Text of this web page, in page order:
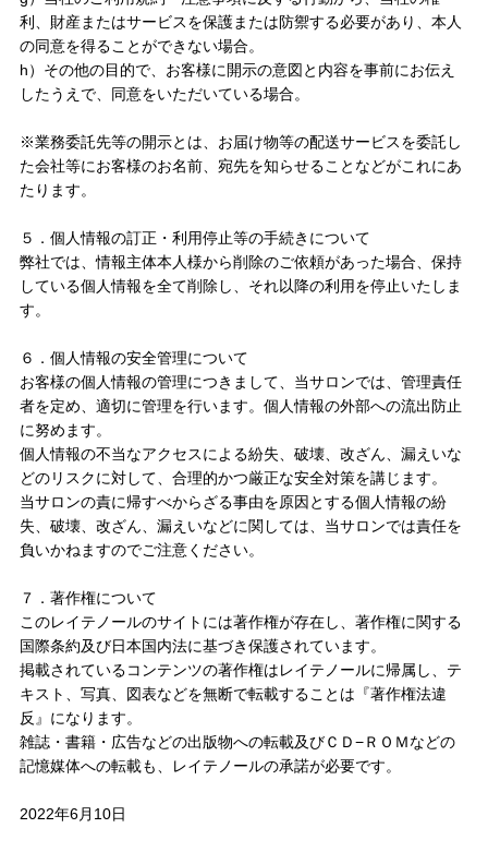
スキンケア
化粧水 →
美容液
保湿ジェル・クリーム →
日焼け止め
パック・スペシャルケア →
スキンケア美容家電 →
ヘアケア
シャンプー・トリートメント
ヘアカラー →
その他ヘアケア用品
メイク
利、財産またはサービスを保護または防禦する必要があり、本人
の同意を得ることができない場合。
h）その他の目的で、お客様に開示の意図と内容を事前にお伝え
したうえで、同意をいただいている場合。
※業務委託先等の開示とは、お届け物等の配送サービスを委託し
た会社等にお客様のお名前、宛先を知らせることなどがこれにあ
たります。
５．個人情報の訂正・利用停止等の手続きについて
弊社では、情報主体本人様から削除のご依頼があった場合、保持
している個人情報を全て削除し、それ以降の利用を停止いたしま
す。
６．個人情報の安全管理について
お客様の個人情報の管理につきまして、当サロンでは、管理責任
者を定め、適切に管理を行います。個人情報の外部への流出防止
に努めます。
個人情報の不当なアクセスによる紛失、破壊、改ざん、漏えいな
どのリスクに対して、合理的かつ厳正な安全対策を講じます。
当サロンの責に帰すべからざる事由を原因とする個人情報の紛
失、破壊、改ざん、漏えいなどに関しては、当サロンでは責任を
負いかねますのでご注意ください。
７．著作権について
このレイテノールのサイトには著作権が存在し、著作権に関する
国際条約及び日本国内法に基づき保護されています。
掲載されているコンテンツの著作権はレイテノールに帰属し、テ
キスト、写真、図表などを無断で転載することは『著作権法違
反』になります。
雑誌・書籍・広告などの出版物への転載及びＣＤ−ＲＯＭなどの
記憶媒体への転載も、レイテノールの承諾が必要です。
2022年6月10日